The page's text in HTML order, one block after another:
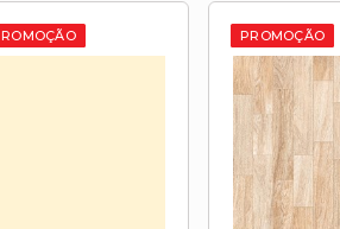
PROMOÇÃO